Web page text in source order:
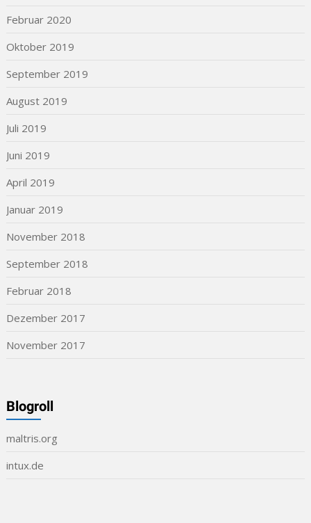
Februar 2020
Oktober 2019
September 2019
August 2019
Juli 2019
Juni 2019
April 2019
Januar 2019
November 2018
September 2018
Februar 2018
Dezember 2017
November 2017
Blogroll
maltris.org
intux.de